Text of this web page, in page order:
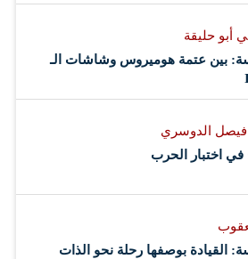
أبو حليقة
بين عتمة هوميروس وشاشات الـ
الدوسري
في اختبار الحرب
القيادة بوصفها رحلة نحو الذات